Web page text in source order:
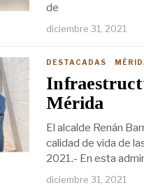
de
diciembre 31, 2021
DESTACADAS ·
Mérida
El alcalde Renán
calidad de vida de
2021.- En esta
diciembre 31, 2021